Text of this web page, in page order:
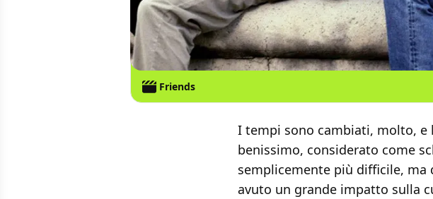
Friends
I tempi sono cambiati, molto, e
benissimo, considerato come
semplicemente più difficile,
avuto un grande impatto sulla